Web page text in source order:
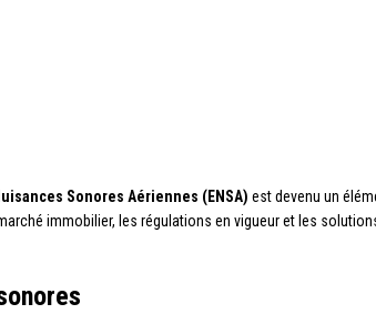
Sonores Aériennes (ENSA) est devenu un
immobilier, les régulations en vigueur et les